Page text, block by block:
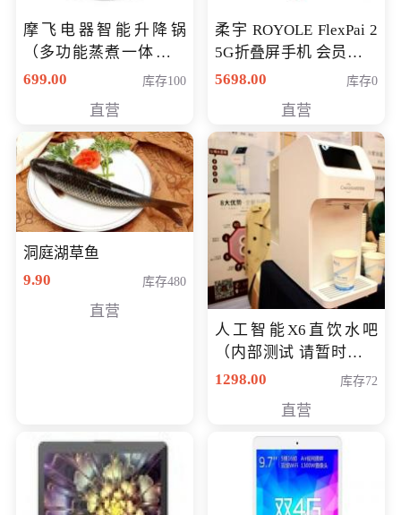
摩飞电器智能升降锅
（多功能蒸煮一体锅）
（智能升降养生锅） 会
699.00 库存100
直营
柔宇 ROYOLE FlexPai 2
5G折叠屏手机 会员专享
购买价格 4998元
5698.00 库存0
直营
洞庭湖草鱼
9.90
库存480
直营
人工智能X6直饮水吧
（内部测试 请暂时不要
购买）
1298.00 库存72
直营